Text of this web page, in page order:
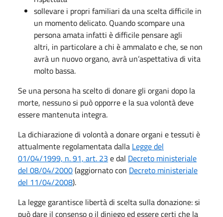
sollevare i propri familiari da una scelta difficile in
un momento delicato. Quando scompare una
persona amata infatti è difficile pensare agli
altri, in particolare a chi è ammalato e che, se non
avrà un nuovo organo, avrà un’aspettativa di vita
molto bassa.
Se una persona ha scelto di donare gli organi dopo la
morte, nessuno si può opporre e la sua volontà deve
essere mantenuta integra.
La dichiarazione di volontà a donare organi e tessuti è
attualmente regolamentata dalla Legge del
01/04/1999, n. 91, art. 23 e dal Decreto ministeriale
del 08/04/2000(aggiornato con Decreto ministeriale
del 11/04/2008).
La legge garantisce libertà di scelta sulla donazione: si
può dare il consenso o il diniego ed essere certi che la